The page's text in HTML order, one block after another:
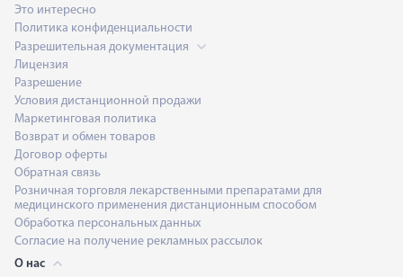
Это интересно
Политика конфиденциальности
Разрешительная документация
Лицензия
Разрешение
Условия дистанционной продажи
Маркетинговая политика
Возврат и обмен товаров
Договор оферты
Обратная связь
Розничная торговля лекарственными препаратами для
медицинского применения дистанционным способом
Обработка персональных данных
Согласие на получение рекламных рассылок
О нас